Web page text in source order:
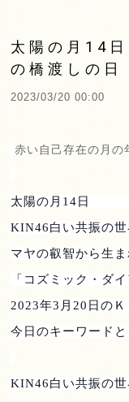
太陽の月14
の橋渡しの日
2023/03/20 00:00
赤い自己存在の月の
太陽の月 14 日
KIN46白い共振の
マヤの叡智から生ま
「コズミック・ダ
2023年3 月 20 日の
今日のキーワード
KIN46白い共振の